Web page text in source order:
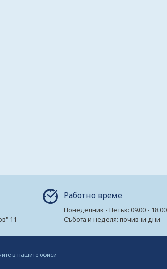
11
Работно време
Понеделник - Петък: 09.00 - 18.00
Събота и неделя: почивни дни
в нашите офиси.